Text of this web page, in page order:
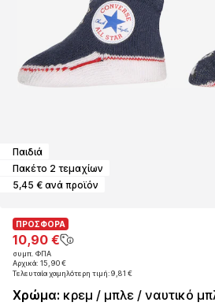
Παιδιά
Πακέτο 2 τεμαχίων
5,45 € ανά προϊόν
ΠΡΟΣΦΟΡΑ
10,90 €
συμπ. ΦΠΑ
Αρχικά: 15,90 €
Τελευταία χαμηλότερη τιμή:9,81 €
ΠΡΟΣΦΟΡΑ
10,90 €
συμπ. ΦΠΑ
Αρχικά: 15,90 €
Τελευταία χαμηλότερη τιμή:9,81 €
ΠΡΟΣΦΟΡΑ
10,90 €
συμπ. ΦΠΑ
Αρχικά: 15,90 €
Τελευταία χαμηλότερη τιμή:9,81 €
Χρώμα: κρεμ / μπλε / ναυτικό